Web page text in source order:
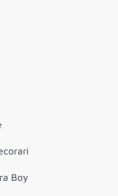
Boy